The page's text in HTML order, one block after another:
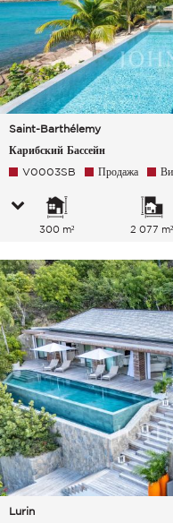
Saint-Barthélemy
Карибский Бассейн
V0003SB Продажа
300 m² 2 077 m²
Lurin